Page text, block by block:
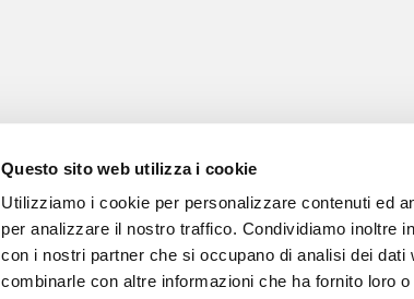
Questo sito web utilizza i cookie
Utilizziamo i cookie per personalizzare contenuti ed
per analizzare il nostro traffico. Condividiamo inoltre
con i nostri partner che si occupano di analisi dei
combinarle con altre informazioni che ha fornito loro